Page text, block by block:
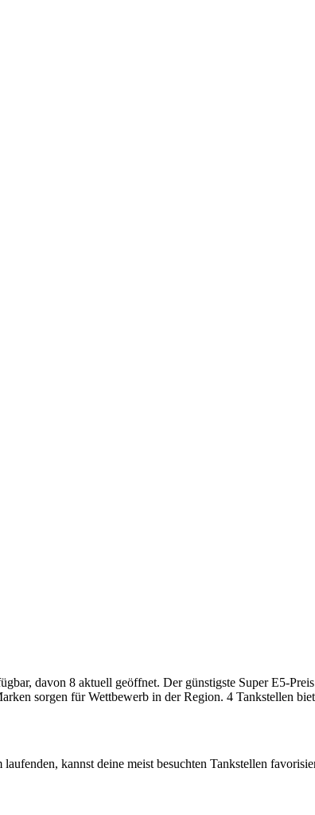
davon 8 aktuell geöffnet. Der günstigste Super E5-
sorgen für Wettbewerb in der Region. 4 Tankstellen
kannst deine meist besuchten Tankstellen